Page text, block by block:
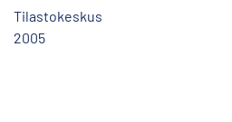
Tilastokeskus
2005